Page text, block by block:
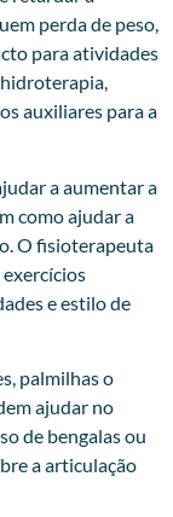
perda de peso,
para atividades
auxiliares para a
a aumentar a
como ajudar a
O fisioterapeuta
e estilo de
palmilhas o
ajudar no
de bengalas ou
a articulação